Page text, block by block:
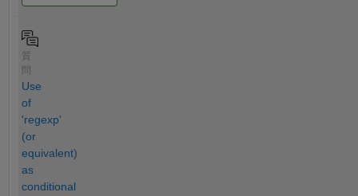
質
Use
of
'regexp'
(or
equivalent)
as
conditional